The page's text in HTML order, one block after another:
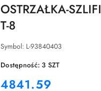
OSTRZAŁKA-
T-8
Symbol: L-93840403
Dostępność:3 SZT
cena:
4841.59